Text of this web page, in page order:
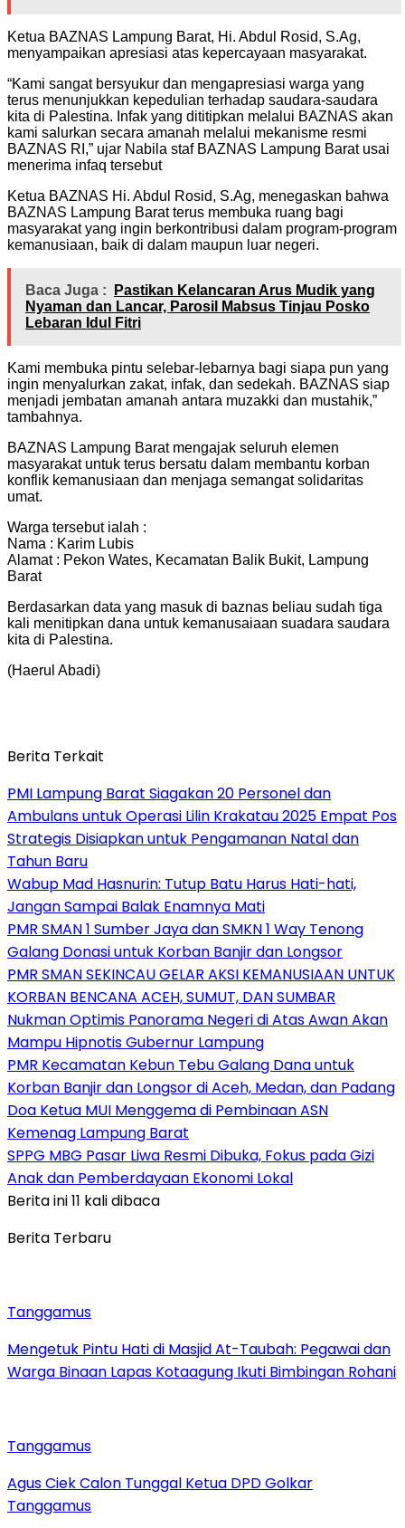
Ketua BAZNAS Lampung Barat, Hi. Abdul Rosid, S.Ag,
menyampaikan apresiasi atas kepercayaan masyarakat.
“Kami sangat bersyukur dan mengapresiasi warga yang
terus menunjukkan kepedulian terhadap saudara-saudara
kita di Palestina. Infak yang dititipkan melalui BAZNAS akan
kami salurkan secara amanah melalui mekanisme resmi
BAZNAS RI,” ujar Nabila staf BAZNAS Lampung Barat usai
menerima infaq tersebut
Ketua BAZNAS Hi. Abdul Rosid, S.Ag, menegaskan bahwa
BAZNAS Lampung Barat terus membuka ruang bagi
masyarakat yang ingin berkontribusi dalam program-program
kemanusiaan, baik di dalam maupun luar negeri.
Baca Juga :
Pastikan Kelancaran Arus Mudik yang
Nyaman dan Lancar, Parosil Mabsus Tinjau Posko
Lebaran Idul Fitri
Kami membuka pintu selebar-lebarnya bagi siapa pun yang
ingin menyalurkan zakat, infak, dan sedekah. BAZNAS siap
menjadi jembatan amanah antara muzakki dan mustahik,”
tambahnya.
BAZNAS Lampung Barat mengajak seluruh elemen
masyarakat untuk terus bersatu dalam membantu korban
konflik kemanusiaan dan menjaga semangat solidaritas
umat.
Warga tersebut ialah :
Nama : Karim Lubis
Alamat : Pekon Wates, Kecamatan Balik Bukit, Lampung
Barat
Berdasarkan data yang masuk di baznas beliau sudah tiga
kali menitipkan dana untuk kemanusaiaan suadara saudara
kita di Palestina.
(Haerul Abadi)
Berita Terkait
PMI Lampung Barat Siagakan 20 Personel dan
Ambulans untuk Operasi Lilin Krakatau 2025 Empat Pos
Strategis Disiapkan untuk Pengamanan Natal dan
Tahun Baru
Wabup Mad Hasnurin: Tutup Batu Harus Hati-hati,
Jangan Sampai Balak Enamnya Mati
PMR SMAN 1 Sumber Jaya dan SMKN 1 Way Tenong
Galang Donasi untuk Korban Banjir dan Longsor
PMR SMAN SEKINCAU GELAR AKSI KEMANUSIAAN UNTUK
KORBAN BENCANA ACEH, SUMUT, DAN SUMBAR
Nukman Optimis Panorama Negeri di Atas Awan Akan
Mampu Hipnotis Gubernur Lampung
PMR Kecamatan Kebun Tebu Galang Dana untuk
Korban Banjir dan Longsor di Aceh, Medan, dan Padang
Doa Ketua MUI Menggema di Pembinaan ASN
Kemenag Lampung Barat
SPPG MBG Pasar Liwa Resmi Dibuka, Fokus pada Gizi
Anak dan Pemberdayaan Ekonomi Lokal
Berita ini 11 kali dibaca
Berita Terbaru
Tanggamus
Mengetuk Pintu Hati di Masjid At-Taubah: Pegawai dan
Warga Binaan Lapas Kotaagung Ikuti Bimbingan Rohani
Tanggamus
Agus Ciek Calon Tunggal Ketua DPD Golkar
Tanggamus